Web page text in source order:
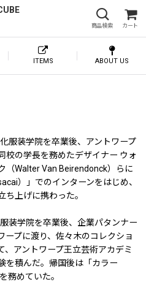
商品検索 カート
ITEMS ABOUT US
服装学院を卒業後、アントワープ
校の学長を務めたデザイナー ウォ
（Walter Van Beirendonck）らに
）」でのインターンをはじめ、
ち上げに携わった。
装学院を卒業後、企業パタンナー
ープに渡り、佐々木のコレクショ
、アントワープ王立芸術アカデミ
を積んだ。帰国後は「カラー
務めていた。